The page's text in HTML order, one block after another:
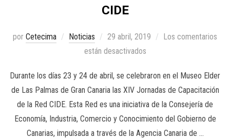
CIDE
por Cetecima Noticias 29 abril, 2019
Los comentarios
están desactivados
Durante los días 23 y 24 de abril, se celebraron en el Museo Elder
de Las Palmas de Gran Canaria las XIV Jornadas de Capacitación
de la Red CIDE. Esta Red es una iniciativa de la Consejería de
Economía, Industria, Comercio y Conocimiento del Gobierno de
Canarias, impulsada a través de la Agencia Canaria de …